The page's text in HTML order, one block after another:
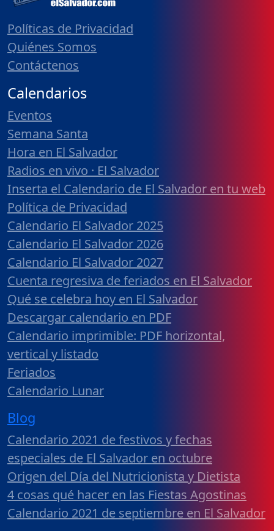
Políticas de Privacidad
Quiénes Somos
Contáctenos
Calendarios
Eventos
Semana Santa
Hora en El Salvador
Radios en vivo · El Salvador
Inserta el Calendario de El Salvador en tu web
Política de Privacidad
Calendario El Salvador 2025
Calendario El Salvador 2026
Calendario El Salvador 2027
Cuenta regresiva de feriados en El Salvador
Qué se celebra hoy en El Salvador
Descargar calendario en PDF
Calendario imprimible: PDF horizontal,
vertical y listado
Feriados
Calendario Lunar
Blog
Calendario 2021 de festivos y fechas
especiales de El Salvador en octubre
Origen del Día del Nutricionista y Dietista
4 cosas qué hacer en las Fiestas Agostinas
Calendario 2021 de septiembre en El Salvador